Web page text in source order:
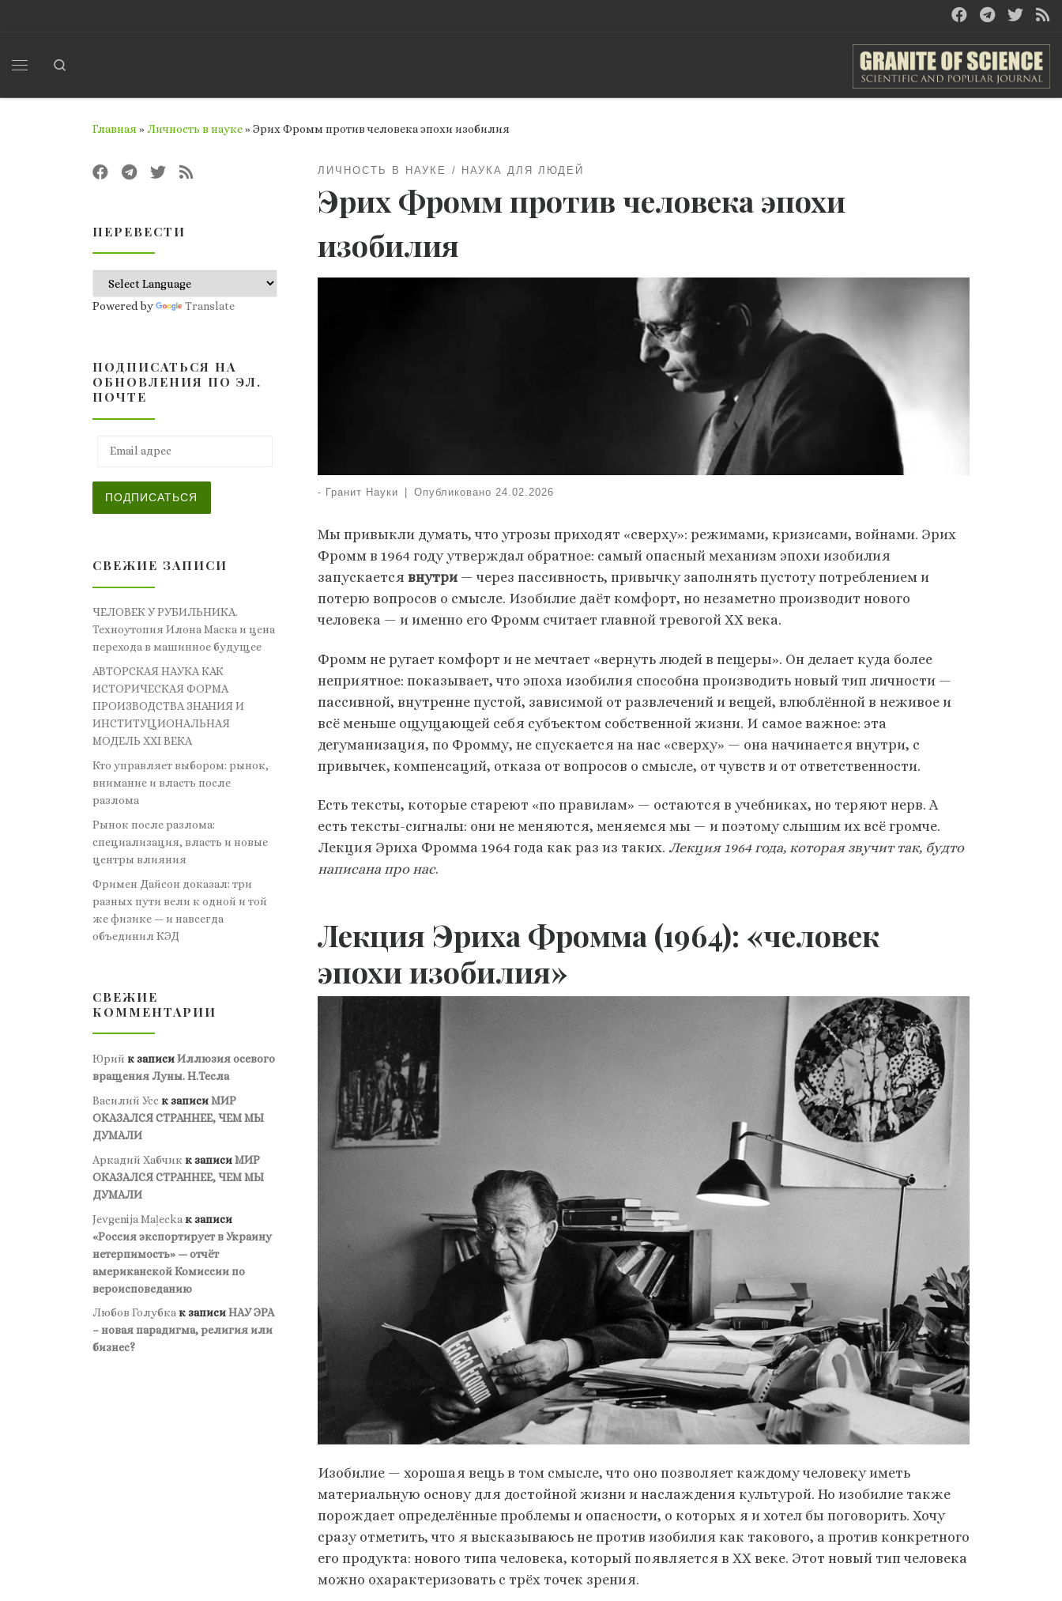
Главная »Личность в науке»Эрих Фромм против человека эпохи изобилия
ЛИЧНОСТЬ В НАУКЕ НАУКА ДЛЯ ЛЮДЕЙ
Эрих Фромм против человека эпохи
изобилия
- Гранит Науки Опубликовано 24.02.2026
Мы привыкли думать, что угрозы приходят «сверху»: режимами, кризисами, войнами. Эрих
Фромм в 1964 году утверждал обратное: самый опасный механизм эпохи изобилия
запускается внутри — через пассивность, привычку заполнять пустоту потреблением и
потерю вопросов о смысле. Изобилие даёт комфорт, но незаметно производит нового
человека — и именно его Фромм считает главной тревогой ХХ века.
Фромм не ругает комфорт и не мечтает «вернуть людей в пещеры». Он делает куда более
неприятное: показывает, что эпоха изобилия способна производить новый тип личности —
пассивной, внутренне пустой, зависимой от развлечений и вещей, влюблённой в неживое и
всё меньше ощущающей себя субъектом собственной жизни. И самое важное: эта
дегуманизация, по Фромму, не спускается на нас «сверху» — она начинается внутри, с
привычек, компенсаций, отказа от вопросов о смысле, от чувств и от ответственности.
Есть тексты, которые стареют «по правилам» — остаются в учебниках, но теряют нерв. А
есть тексты-сигналы: они не меняются, меняемся мы — и поэтому слышим их всё громче.
Лекция Эриха Фромма 1964 года как раз из таких. Лекция 1964 года, которая звучит так, будто
написана про нас.
Лекция Эриха Фромма (1964): «человек
эпохи изобилия»
Изобилие — хорошая вещь в том смысле, что оно позволяет каждому человеку иметь
материальную основу для достойной жизни и наслаждения культурой. Но изобилие также
порождает определённые проблемы и опасности, о которых я и хотел бы поговорить. Хочу
сразу отметить, что я высказываюсь не против изобилия как такового, а против конкретного
его продукта: нового типа человека, который появляется в ХХ веке. Этот новый тип человека
можно охарактеризовать с трёх точек зрения.
ПЕРЕВЕСТИ
Powered by Translate
ПОДПИСАТЬСЯ НА
ОБНОВЛЕНИЯ ПО ЭЛ.
ПОЧТЕ
ПОДПИСАТЬСЯ
СВЕЖИЕ ЗАПИСИ
ЧЕЛОВЕК У РУБИЛЬНИКА.
Техноутопия Илона Маска и цена
перехода в машинное будущее
АВТОРСКАЯ НАУКА КАК
ИСТОРИЧЕСКАЯ ФОРМА
ПРОИЗВОДСТВА ЗНАНИЯ И
ИНСТИТУЦИОНАЛЬНАЯ
МОДЕЛЬ XXI ВЕКА
Кто управляет выбором: рынок,
внимание и власть после
разлома
Рынок после разлома:
специализация, власть и новые
центры влияния
Фримен Дайсон доказал: три
разных пути вели к одной и той
же физике — и навсегда
объединил КЭД
СВЕЖИЕ
КОММЕНТАРИИ
Юрий к записиИллюзия осевого
вращения Луны. Н.Тесла
Василий Усс к записиМИР
ОКАЗАЛСЯ СТРАННЕЕ, ЧЕМ МЫ
ДУМАЛИ
Аркадий Хабчик к записиМИР
ОКАЗАЛСЯ СТРАННЕЕ, ЧЕМ МЫ
ДУМАЛИ
Jevgenija Maļecka к записи
«Россия экспортирует в Украину
нетерпимость» — отчёт
американской Комиссии по
вероисповеданию
Любов Голубкак записиНАУ ЭРА
– новая парадигма, религия или
бизнес?